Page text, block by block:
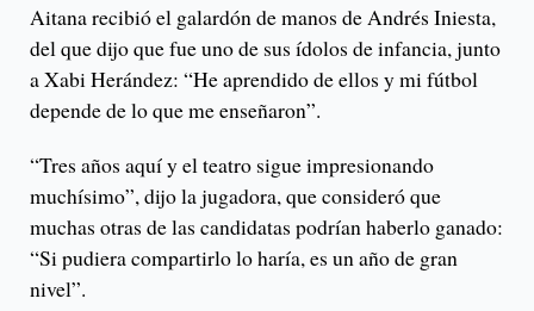
Aitana recibió el galardón de manos de Andrés Iniesta,
del que dijo que fue uno de sus ídolos de infancia, junto
a Xabi Herández: “He aprendido de ellos y mi fútbol
depende de lo que me enseñaron”.
“Tres años aquí y el teatro sigue impresionando
muchísimo”, dijo la jugadora, que consideró que
muchas otras de las candidatas podrían haberlo ganado:
“Si pudiera compartirlo lo haría, es un año de gran
nivel”.